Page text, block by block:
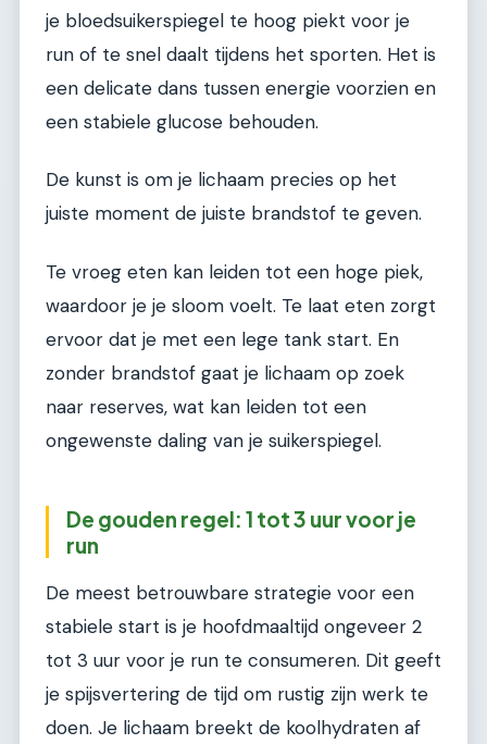
je bloedsuikerspiegel te hoog piekt voor je
run of te snel daalt tijdens het sporten. Het is
een delicate dans tussen energie voorzien en
een stabiele glucose behouden.
De kunst is om je lichaam precies op het
juiste moment de juiste brandstof te geven.
Te vroeg eten kan leiden tot een hoge piek,
waardoor je je sloom voelt. Te laat eten zorgt
ervoor dat je met een lege tank start. En
zonder brandstof gaat je lichaam op zoek
naar reserves, wat kan leiden tot een
ongewenste daling van je suikerspiegel.
De gouden regel: 1 tot 3 uur voor je
run
De meest betrouwbare strategie voor een
stabiele start is je hoofdmaaltijd ongeveer 2
tot 3 uur voor je run te consumeren. Dit geeft
je spijsvertering de tijd om rustig zijn werk te
doen. Je lichaam breekt de koolhydraten af